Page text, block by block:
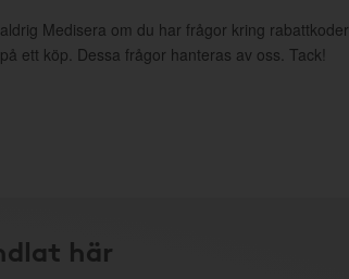
Medisera om du har frågor kring rabattkoder
ett köp. Dessa frågor hanteras av oss. Tack!
här